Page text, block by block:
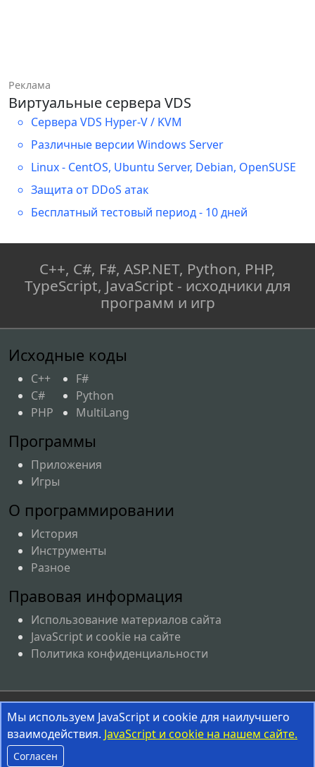
Реклама
Виртуальные сервера VDS
Сервера VDS Hyper-V / KVM
Различные версии Windows Server
Linux - CentOS, Ubuntu Server, Debian, OpenSUSE
Защита от DDoS атак
Бесплатный тестовый период - 10 дней
C++, C#, F#, ASP.NET, Python, PHP,
TypeScript, JavaScript - исходники для
программ и игр
Исходные коды
C++
C#
PHP
F#
Python
MultiLang
Программы
Приложения
Игры
О программировании
История
Инструменты
Разное
Правовая информация
Использование материалов сайта
JavaScript и cookie на сайте
Политика конфиденциальности
Соглашение об использовании материалов сайта
InterestPrograms.RU © 2008-2026
Мы используем JavaScript и cookie для наилучшего
взаимодействия. JavaScript и cookie на нашем сайте.
Согласен